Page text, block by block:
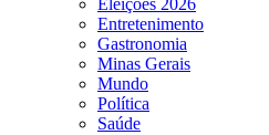
Eleições 2026
Entretenimento
Gastronomia
Minas Gerais
Mundo
Política
Saúde